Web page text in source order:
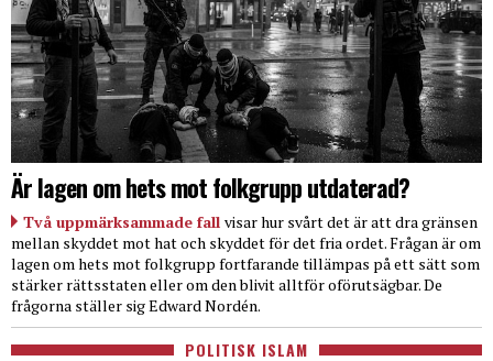
Är lagen om hets mot folkgrupp utdaterad?
Två uppmärksammade fall visar hur svårt det är att dra gränsen
mellan skyddet mot hat och skyddet för det fria ordet. Frågan är om
lagen om hets mot folkgrupp fortfarande tillämpas på ett sätt som
stärker rättsstaten eller om den blivit alltför oförutsägbar. De
frågorna ställer sig Edward Nordén.
POLITISK ISLAM